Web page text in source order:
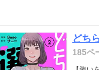
どち
185ペ